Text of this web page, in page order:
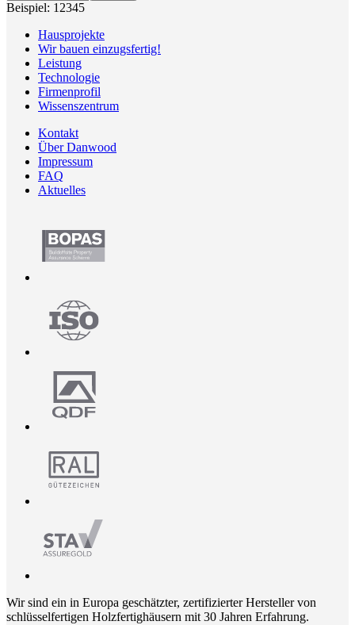
Beispiel: 12345
Hausprojekte
Wir bauen einzugsfertig!
Leistung
Technologie
Firmenprofil
Wissenszentrum
Kontakt
Über Danwood
Impressum
FAQ
Aktuelles
Wir sind ein in Europa geschätzter, zertifizierter Hersteller von
schlüsselfertigen Holzfertighäusern mit 30 Jahren Erfahrung.